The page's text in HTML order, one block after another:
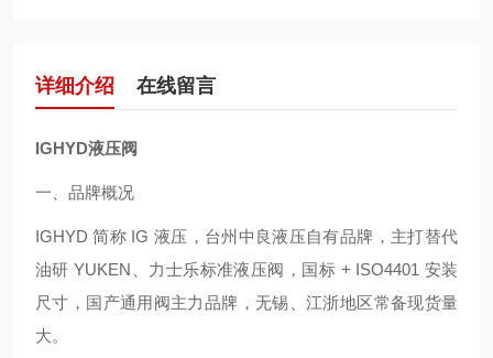
详细介绍 在线留言
IGHYD液压阀
一、品牌概况
IGHYD 简称 IG 液压，台州中良液压自有品牌，主打替代
油研 YUKEN、力士乐标准液压阀，国标 + ISO4401 安装
尺寸，国产通用阀主力品牌，无锡、江浙地区常备现货量
大。